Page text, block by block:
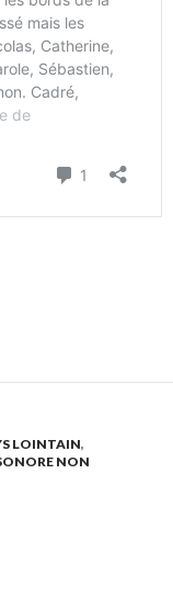
LOINTAIN,
NON